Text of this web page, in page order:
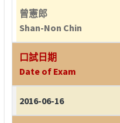
曾憲郎
Shan-Non Chin
口試日期
Date of Exam
2016-06-16